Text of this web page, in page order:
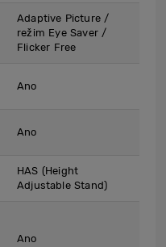
Adaptive Picture /
režim Eye Saver /
Flicker Free
Ano
Ano
HAS (Height
Adjustable Stand)
Ano